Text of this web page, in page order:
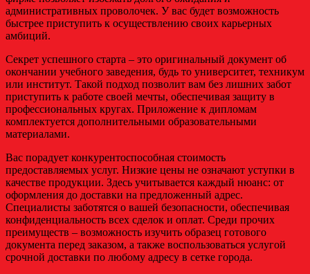
административных проволочек. У вас будет возможность
быстрее приступить к осуществлению своих карьерных
амбиций.
Секрет успешного старта – это оригинальный документ об
окончании учебного заведения, будь то университет, техникум
или институт. Такой подход позволит вам без лишних забот
приступить к работе своей мечты, обеспечивая защиту в
профессиональных кругах. Приложение к дипломам
комплектуется дополнительными образовательными
материалами.
Вас порадует конкурентоспособная стоимость
предоставляемых услуг. Низкие цены не означают уступки в
качестве продукции. Здесь учитывается каждый нюанс: от
оформления до доставки на предложенный адрес.
Специалисты заботятся о вашей безопасности, обеспечивая
конфиденциальность всех сделок и оплат. Среди прочих
преимуществ – возможность изучить образец готового
документа перед заказом, а также воспользоваться услугой
срочной доставки по любому адресу в сетке города.